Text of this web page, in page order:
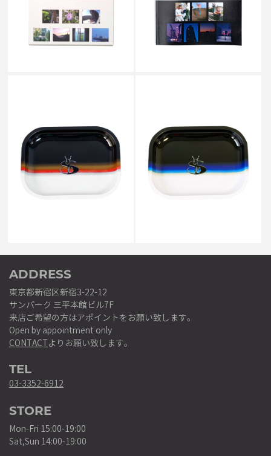
￥4,180 ￥2,860
YARDSALE
HORIZON TRAY RED
￥4,180
YARDSALE
HORIZON TRAY BLUE
￥4,180
ADDRESS
東京都新宿区新宿3-22-12
サンパーク 三平本館ビル7F
来店ご希望の方はアポイントをお願い致します。
Open by appointment only
CONTACTよりお願い致します。
TEL
03-3352-6912
STORE
Mon-Fri 15:00-19:00
Sat,Sun 14:00-19:00